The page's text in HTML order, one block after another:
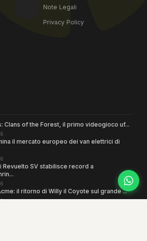
Note Legali
Privacy Policy
Clans of the Forest, il primo videogioco uf...
il mercato europeo dei van elettrici di
Revuelto SV stabilisce record a
il ritorno di Willy il Coyote sul grande ...